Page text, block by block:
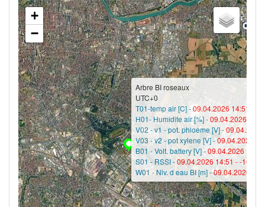
Arbre BI roseaux
UTC+0
T01-temp air [C] -09.04.2026 14:51 -
H01- Humidite air [%] -09.04.2026
V02 - v1 - pot. phloeme [V] -
V03 - v2 - pot xylene [V] -09.04.2026
B01 - Volt. battery [V] -09.04.2026
S01 - RSSI -09.04.2026 14:51 --101
W01 - Niv. d eau BI [m] -09.04.2026
+
−